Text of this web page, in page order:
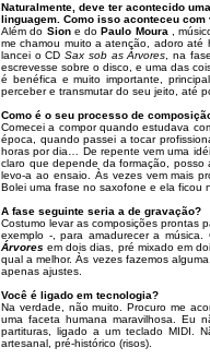
Naturalmente, deve ter acontecido
linguagem. Como isso aconteceu com
Além do Sione doPaulo Moura ,
me chamou muito a atenção, adoro até
lancei o CDSax sob as Árvores , na
escrevesse sobre o disco, e uma das
é benéfica e muito importante,
perceber e transmutar do seu jeito, até
Como é o seu processo de
Comecei a compor quando estudava
época, quando passei a tocar
horas por dia… De repente vem uma
claro que depende da formação, posso
levo-a ao ensaio. Às vezes vem mais
Bolei uma frase no saxofone e ela ficou
A fase seguinte seria a de gravação?
Costumo levar as composições prontas
exemplo -, para amadurecer a
Árvores em dois dias, pré mixado em
qual a melhor. Às vezes fazemos
apenas ajustes.
Você é ligado em tecnologia?
Na verdade, não muito. Procuro me
uma faceta humana maravilhosa. Eu
partituras, ligado a um teclado MIDI.
artesanal, pré-histórico (risos).